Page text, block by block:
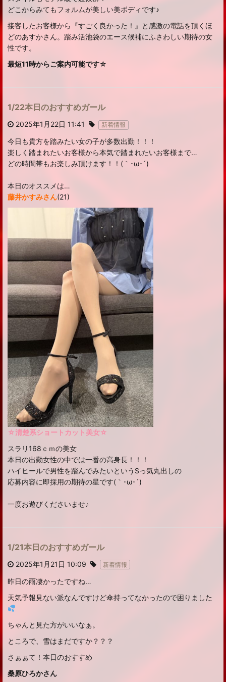
どこからみてもフォルムが美しい美ボディです♪
接客したお客様から『すごく良かった！』と感激の電話を頂くほ
どのあすかさん。踏み活池袋のエース候補にふさわしい期待の女
性です。
最短11時からご案内可能です☆
1/22本日のおすすめガール
2025年1月22日 11:41 新着情報
今日も貴方を踏みたい女の子が多数出勤！！！
楽しく踏まれたいお客様から本気で踏まれたいお客様まで…
どの時間帯もお楽しみ頂けます！！(｀･ω･´)ゞ
本日のオススメは…
藤井かすみさん(21)
☆清楚系ショートカット美女☆
スラリ168ｃｍの美女
本日の出勤女性の中では一番の高身長！！！
ハイヒールで男性を踏んでみたいというSっ気丸出しの
応募内容に即採用の期待の星です(｀･ω･´)ゞ
一度お遊びくださいませ♪
1/21本日のおすすめガール
2025年1月21日 10:09 新着情報
昨日の雨凄かったですね…
天気予報見ない派なんですけど傘持ってなかったので困りました
ちゃんと見た方がいいなぁ。
ところで、雪はまだですか？？？
さぁぁて！本日のおすすめ
桑原ひろかさん